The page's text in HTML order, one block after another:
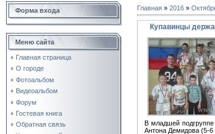
Форма входа
Меню сайта
Главная страница
О городе
Фотоальбом
Видеоальбом
Форум
Гостевая книга
Обратная связь
Главная » 2016 »
Купавинцы
В младшей
Антона Демидова (5-6